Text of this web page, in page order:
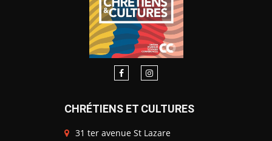
CHRÉTIENS ET CULTURES
31 ter avenue St Lazare